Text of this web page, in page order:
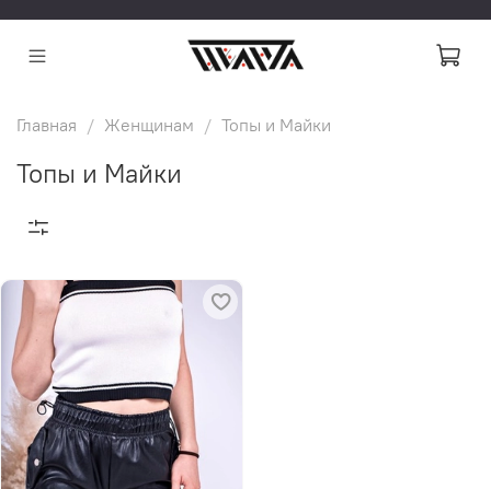
Главная Женщинам Топы и Майки
Топы и Майки